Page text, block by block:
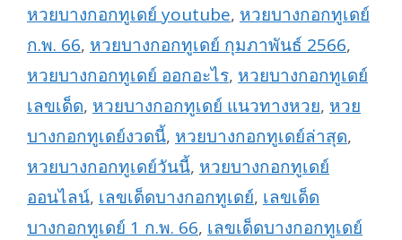
หวยบางกอกทูเดย์ youtube, หวยบางกอกทูเดย์
ก.พ. 66, หวยบางกอกทูเดย์ กุมภาพันธ์ 2566,
หวยบางกอกทูเดย์ ออกอะไร, หวยบางกอกทูเดย์
เลขเด็ด, หวยบางกอกทูเดย์ แนวทางหวย, หวย
บางกอกทูเดย์งวดนี้, หวยบางกอกทูเดย์ล่าสุด,
หวยบางกอกทูเดย์วันนี้, หวยบางกอกทูเดย์
ออนไลน์, เลขเด็ดบางกอกทูเดย์, เลขเด็ด
บางกอกทูเดย์ 1 ก.พ. 66, เลขเด็ดบางกอกทูเดย์